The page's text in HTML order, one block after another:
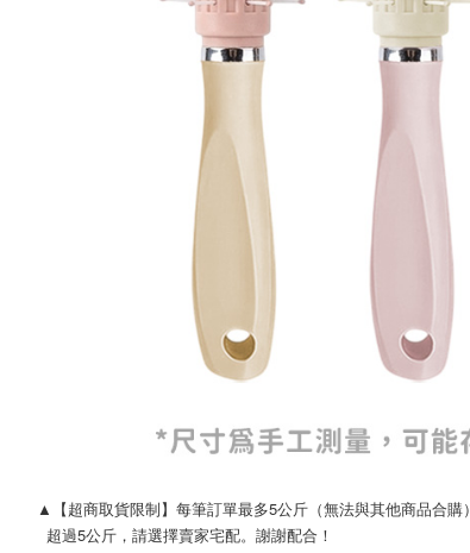
▲【超商取貨限制】每筆訂單最多5公斤（無法與其他商品合購）
  超過5公斤，請選擇賣家宅配。謝謝配合！